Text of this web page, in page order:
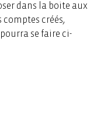
dans la boite aux
comptes créés,
se faire ci-